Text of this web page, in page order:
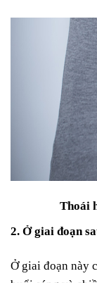
Thoái
2. Ở giai đoạn
Ở giai đoạn này